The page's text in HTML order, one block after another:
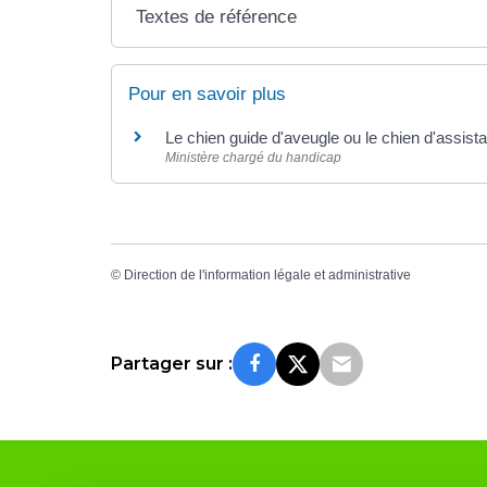
Textes de référence
Pour en savoir plus
Le chien guide d'aveugle ou le chien
Ministère chargé du handicap
© Direction de l'information légale et administrative
Partager sur :